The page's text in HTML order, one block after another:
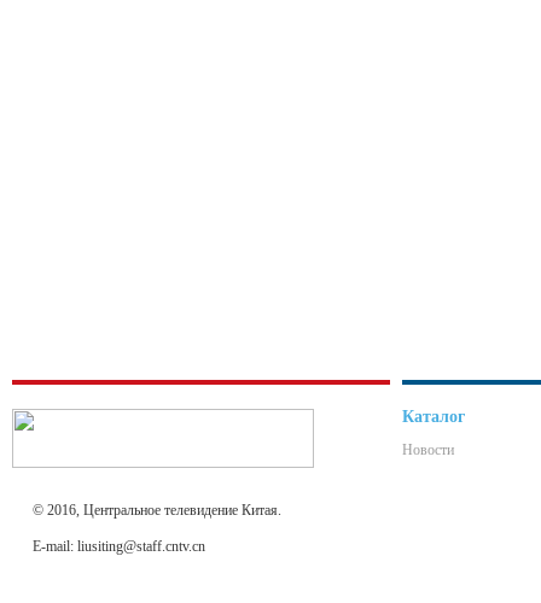
© 2016, Центральное телевидение Китая.
E-mail: liusiting@staff.cntv.cn
Каталог
Новости